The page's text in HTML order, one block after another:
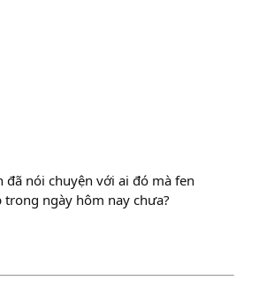
đã nói chuyện với ai đó mà fen
ngày hôm nay chưa?